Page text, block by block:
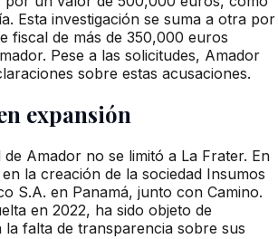
Esta investigación se suma a otra por
fiscal de más de 350,000 euros
Pese a las solicitudes, Amador
sobre estas acusaciones.
expansión
Amador no se limitó a La Frater. En
la creación de la sociedad Insumos
S.A. en Panamá, junto con Camino.
en 2022, ha sido objeto de
la falta de transparencia sobre sus